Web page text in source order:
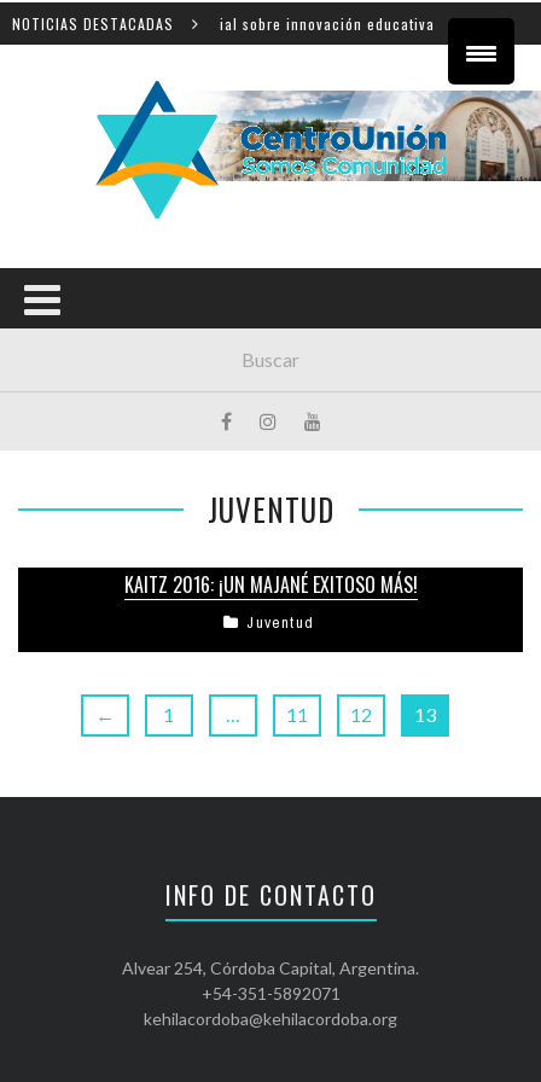
NOTICIAS DESTACADAS
de una jornada provincial sobre innovación educativa
JUVENTUD
KAITZ 2016: ¡UN MAJANÉ EXITOSO MÁS!
Juventud
← 1 … 11 12 13
INFO DE CONTACTO
Alvear 254, Córdoba Capital, Argentina.
+54-351-5892071
kehilacordoba@kehilacordoba.org